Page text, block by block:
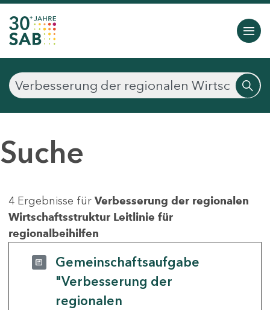
Suche
4 Ergebnisse für Verbesserung der regionalen
Wirtschaftsstruktur Leitlinie für
regionalbeihilfen
Gemeinschaftsaufgabe
"Verbesserung der
regionalen